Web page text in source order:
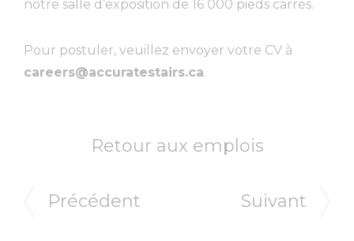
notre salle d’exposition de 16 000 pieds carrés.
Pour postuler, veuillez envoyer votre CV à
careers@accuratestairs.ca.
Précédent
Retour aux emplois
Suivant